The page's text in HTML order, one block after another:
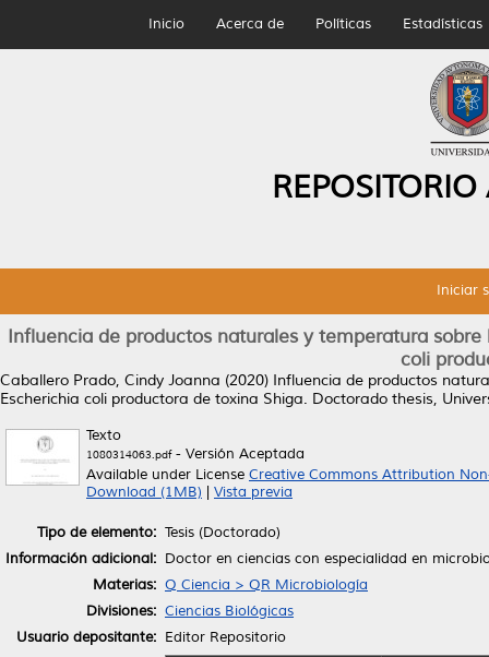
Inicio Acerca de Políticas Estadísticas
Iniciar
Influencia de productos naturales y temperatura
coli
Caballero Prado, Cindy Joanna (2020) Influencia de productos
Escherichia coli productora de toxina Shiga. Doctorado thesis,
Texto
1080314063.pdf- Versión Aceptada
Available under License Creative Commons Attribution
Download (1MB)
Vista previa
Tipo de elemento: Tesis (Doctorado)
Información adicional: Doctor en ciencias con especialidad en
Materias: Q Ciencia > QR Microbiología
Divisiones: Ciencias Biológicas
Usuario depositante: Editor Repositorio